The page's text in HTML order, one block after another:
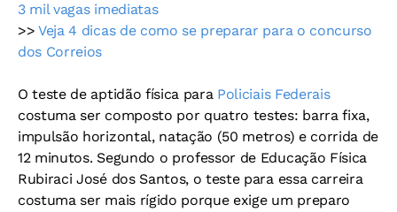
3 mil vagas imediatas
>>Veja 4 dicas de como se preparar para o concurso
dos Correios
O teste de aptidão física para Policiais Federais
costuma ser composto por quatro testes: barra fixa,
impulsão horizontal, natação (50 metros) e corrida de
12 minutos. Segundo o professor de Educação Física
Rubiraci José dos Santos, o teste para essa carreira
costuma ser mais rígido porque exige um preparo